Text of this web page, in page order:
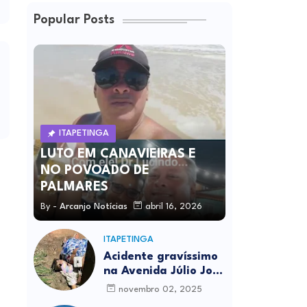
Popular Posts
ITAPETINGA
LUTO EM CANAVIEIRAS E
NO POVOADO DE
PALMARES
By - Arcanjo Notícias abril 16, 2026
ITAPETINGA
Acidente gravíssimo
na Avenida Júlio José
Rodrigues deixa um
novembro 02, 2025